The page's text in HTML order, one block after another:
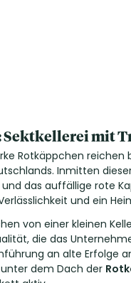
Sektkellerei mit
Rotkäppchen reichen
Inmitten
und das auffällige rote
und ein
von einer kleinen
die das
an alte Erfolge
dem Dach der